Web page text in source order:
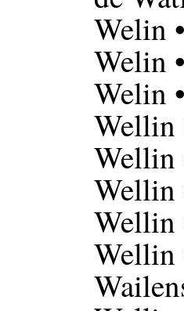
Welin
Welin
Welin
Wellin
Wellin
Wellin
Wellin
Wellin